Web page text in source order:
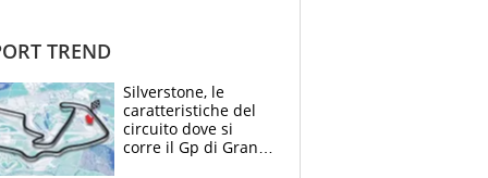
TREND
Silverstone, le
caratteristiche del
circuito dove si
corre il Gp di Gran